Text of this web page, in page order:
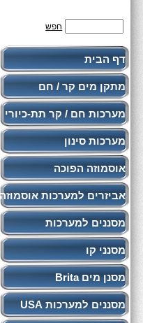
חפש
דף הבית
מתקן מים קר / חם
מערכות חם / קר תת-כיורי
מערכות סינון
אוסמוזה הפוכה
אביזרים למערכות אוסמוזה
מסננים למערכות
מסנני קו
מסנן מים Brita
מסננים למערכות USA